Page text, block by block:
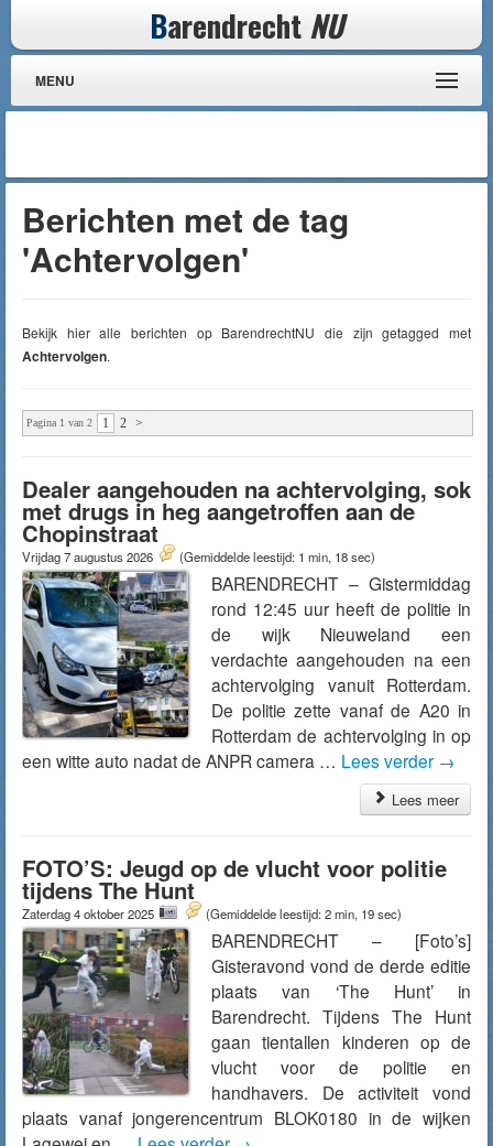
Barendrecht NU
MENU
Berichten met de tag
'Achtervolgen'
Bekijk hier alle berichten op BarendrechtNU die zijn getagged met
Achtervolgen.
Pagina 1 van 2 1 2 >
Dealer aangehouden na achtervolging, sok
met drugs in heg aangetroffen aan de
Chopinstraat
Vrijdag 7 augustus 2026 (Gemiddelde leestijd: 1 min, 18 sec)
BARENDRECHT – Gistermiddag
rond 12:45 uur heeft de politie in
de wijk Nieuweland een
verdachte aangehouden na een
achtervolging vanuit Rotterdam.
De politie zette vanaf de A20 in
Rotterdam de achtervolging in op
een witte auto nadat de ANPR camera … Lees verder →
Lees meer
FOTO’S: Jeugd op de vlucht voor politie
tijdens The Hunt
Zaterdag 4 oktober 2025 (Gemiddelde leestijd: 2 min, 19 sec)
BARENDRECHT – [Foto’s]
Gisteravond vond de derde editie
plaats van ‘The Hunt’ in
Barendrecht. Tijdens The Hunt
gaan tientallen kinderen op de
vlucht voor de politie en
handhavers. De activiteit vond
plaats vanaf jongerencentrum BLOK0180 in de wijken